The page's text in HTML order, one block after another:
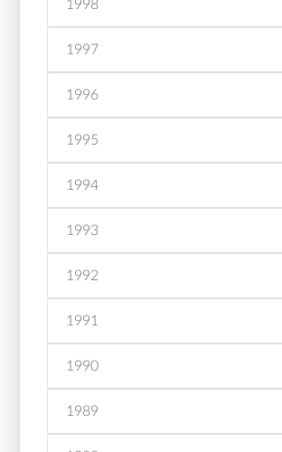
1998
1997
1996
1995
1994
1993
1992
1991
1990
1989